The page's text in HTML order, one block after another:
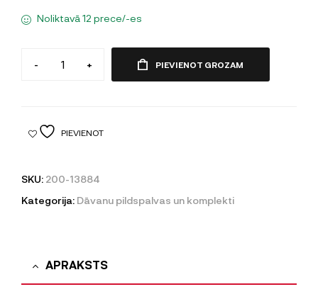
Noliktavā 12 prece/-es
- + PIEVIENOT GROZAM
PIEVIENOT
SKU: 200-13884
Kategorija: Dāvanu pildspalvas un komplekti
APRAKSTS